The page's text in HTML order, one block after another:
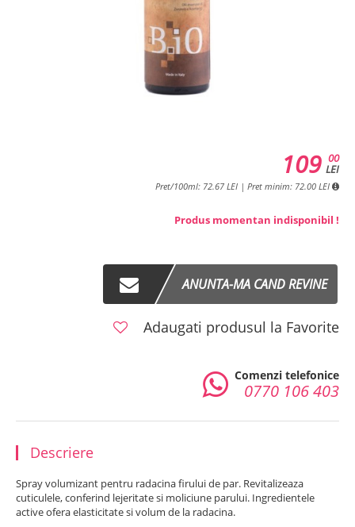
00
LEI
109
Pret/100ml: 72.67 LEI | Pret minim: 72.00 LEI
Produs momentan indisponibil !
ANUNTA-MA CAND REVINE
Adaugati produsul la Favorite
Comenzi telefonice
0770 106 403
Descriere
Spray volumizant pentru radacina firului de par. Revitalizeaza
cuticulele, conferind lejeritate si moliciune parului. Ingredientele
active ofera elasticitate si volum de la radacina.